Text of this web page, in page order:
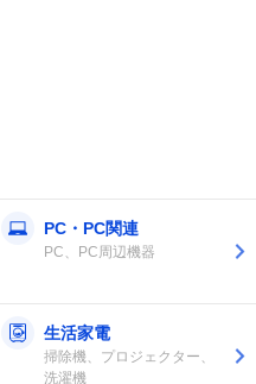
PC・PC関連
PC、PC周辺機器
生活家電
掃除機、プロジェクター、
洗濯機